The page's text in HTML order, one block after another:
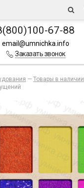
67-88
email@umnichka.info
Заказать звонок
— Товары в наличии